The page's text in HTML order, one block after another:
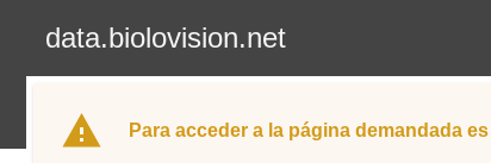
data.biolovision.net
Para acceder a la página demandada